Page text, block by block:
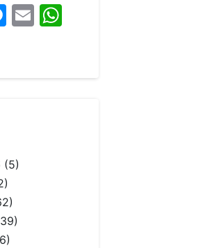
Messenger
EmailWhatsApp
(5)